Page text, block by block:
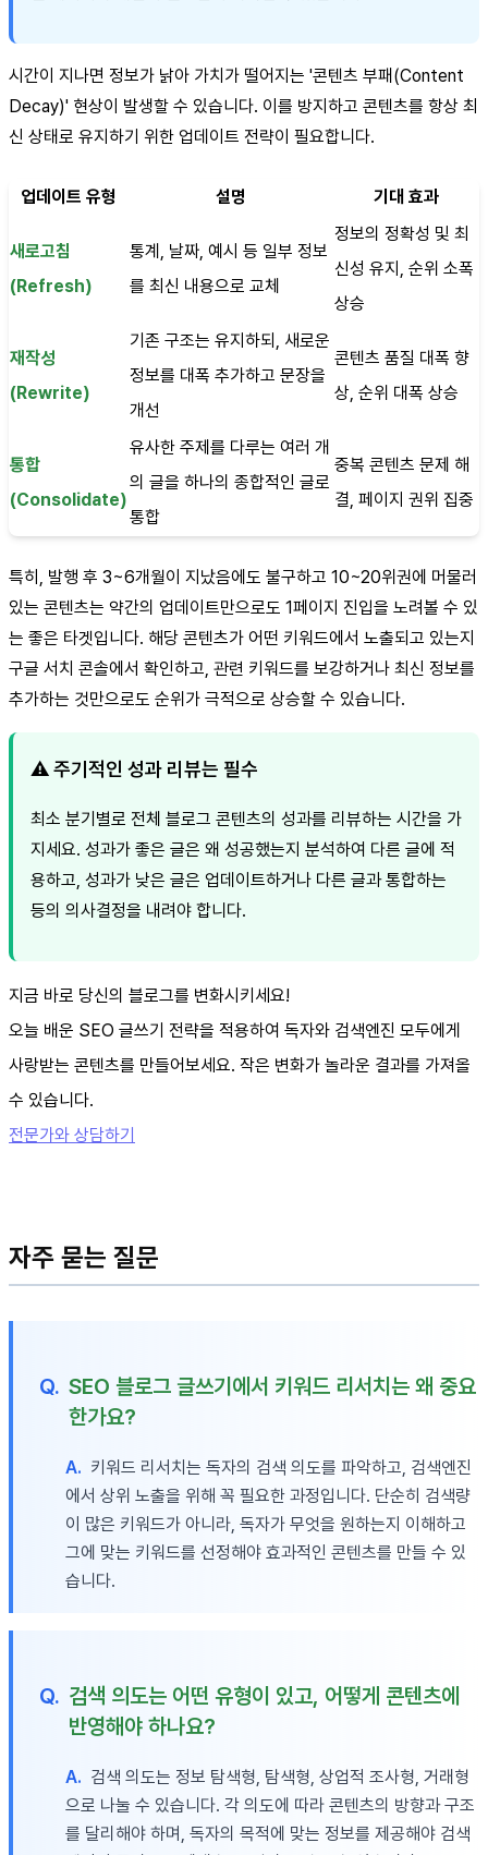
시간이 지나면 정보가 낡아 가치가 떨어지는 '콘텐츠 부패(Content
Decay)' 현상이 발생할 수 있습니다. 이를 방지하고 콘텐츠를 항상 최
신 상태로 유지하기 위한 업데이트 전략이 필요합니다.
업데이트 유형 설명 기대 효과
새로고침
(Refresh)
통계, 날짜, 예시 등 일부 정보
를 최신 내용으로 교체
정보의 정확성 및 최
신성 유지, 순위 소폭
상승
재작성
(Rewrite)
기존 구조는 유지하되, 새로운
정보를 대폭 추가하고 문장을
개선
콘텐츠 품질 대폭 향
상, 순위 대폭 상승
통합
(Consolidate)
유사한 주제를 다루는 여러 개
의 글을 하나의 종합적인 글로
통합
중복 콘텐츠 문제 해
결, 페이지 권위 집중
특히, 발행 후 3~6개월이 지났음에도 불구하고 10~20위권에 머물러
있는 콘텐츠는 약간의 업데이트만으로도 1페이지 진입을 노려볼 수 있
는 좋은 타겟입니다. 해당 콘텐츠가 어떤 키워드에서 노출되고 있는지
구글 서치 콘솔에서 확인하고, 관련 키워드를 보강하거나 최신 정보를
추가하는 것만으로도 순위가 극적으로 상승할 수 있습니다.
⚠️ 주기적인 성과 리뷰는 필수
최소 분기별로 전체 블로그 콘텐츠의 성과를 리뷰하는 시간을 가
지세요. 성과가 좋은 글은 왜 성공했는지 분석하여 다른 글에 적
용하고, 성과가 낮은 글은 업데이트하거나 다른 글과 통합하는
등의 의사결정을 내려야 합니다.
지금 바로 당신의 블로그를 변화시키세요!
오늘 배운 SEO 글쓰기 전략을 적용하여 독자와 검색엔진 모두에게
사랑받는 콘텐츠를 만들어보세요. 작은 변화가 놀라운 결과를 가져올
수 있습니다.
전문가와 상담하기
자주 묻는 질문
Q. SEO 블로그 글쓰기에서 키워드 리서치는 왜 중요
한가요?
A. 키워드 리서치는 독자의 검색 의도를 파악하고, 검색엔진
에서 상위 노출을 위해 꼭 필요한 과정입니다. 단순히 검색량
이 많은 키워드가 아니라, 독자가 무엇을 원하는지 이해하고
그에 맞는 키워드를 선정해야 효과적인 콘텐츠를 만들 수 있
습니다.
Q. 검색 의도는 어떤 유형이 있고, 어떻게 콘텐츠에
반영해야 하나요?
A. 검색 의도는 정보 탐색형, 탐색형, 상업적 조사형, 거래형
으로 나눌 수 있습니다. 각 의도에 따라 콘텐츠의 방향과 구조
를 달리해야 하며, 독자의 목적에 맞는 정보를 제공해야 검색